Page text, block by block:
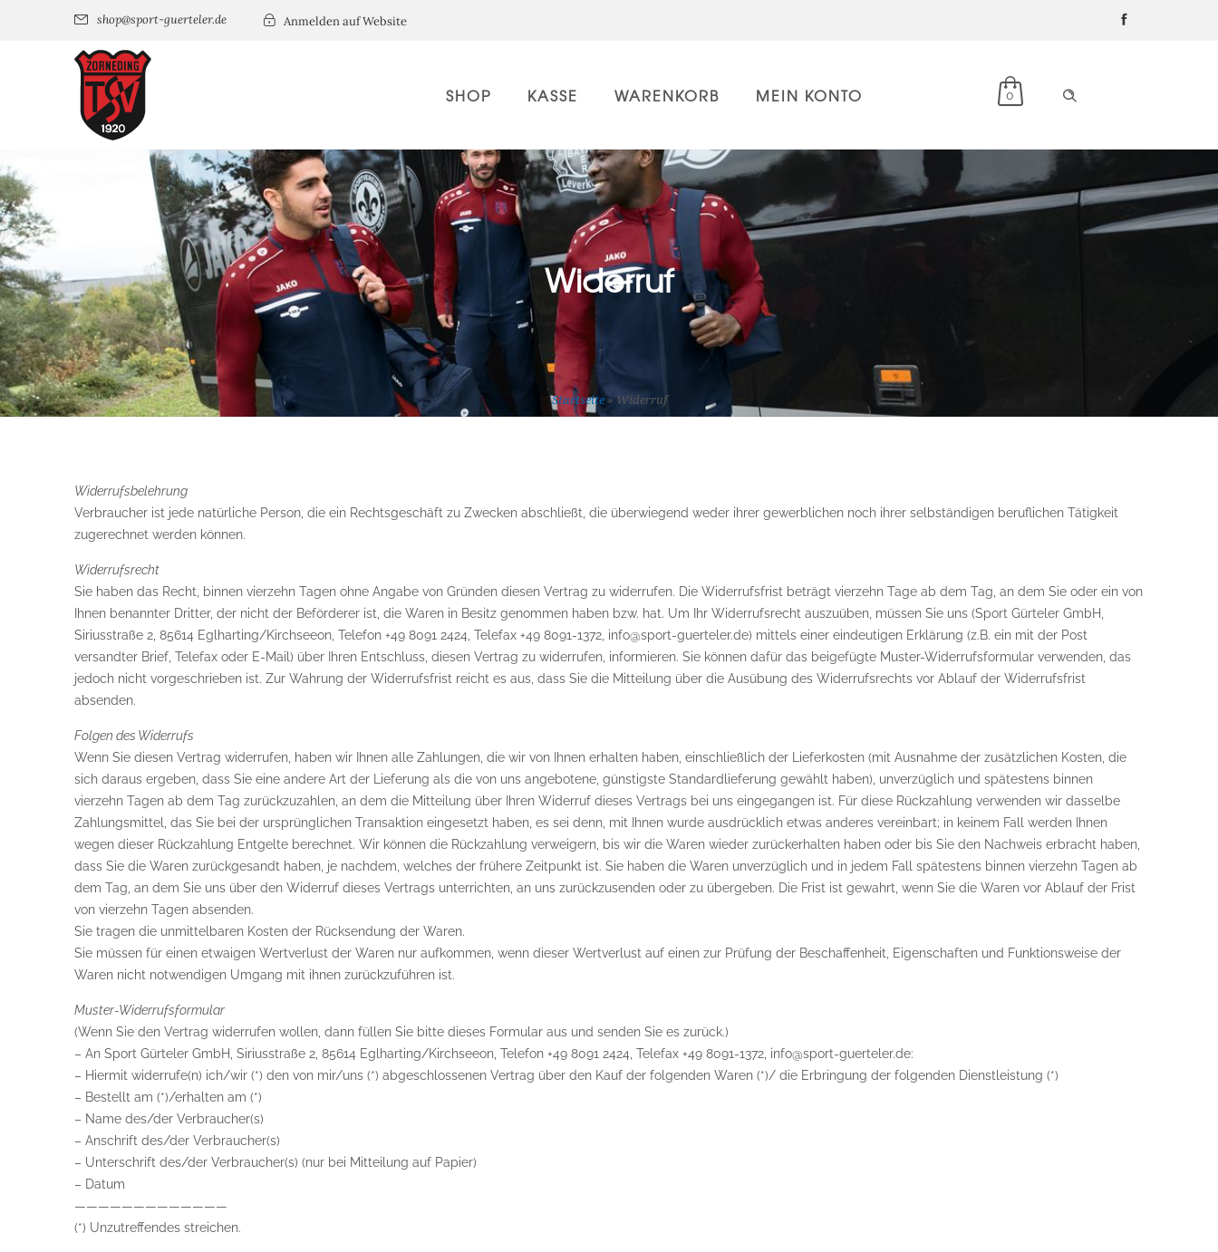
shop@sport-guerteler.de Anmelden auf Website
0
SHOP KASSE WARENKORB MEIN KONTO
Widerruf
Startseite»Widerruf
Widerrufsbelehrung
Verbraucher ist jede natürliche Person, die ein Rechtsgeschäft zu Zwecken abschließt, die überwiegend weder ihrer gewerblichen noch ihrer selbständigen beruflichen Tätigkeit
zugerechnet werden können.
Widerrufsrecht
Sie haben das Recht, binnen vierzehn Tagen ohne Angabe von Gründen diesen Vertrag zu widerrufen. Die Widerrufsfrist beträgt vierzehn Tage ab dem Tag, an dem Sie oder ein von
Ihnen benannter Dritter, der nicht der Beförderer ist, die Waren in Besitz genommen haben bzw. hat. Um Ihr Widerrufsrecht auszuüben, müssen Sie uns (Sport Gürteler GmbH,
Siriusstraße 2, 85614 Eglharting/Kirchseeon, Telefon +49 8091 2424, Telefax +49 8091-1372, info@sport-guerteler.de) mittels einer eindeutigen Erklärung (z.B. ein mit der Post
versandter Brief, Telefax oder E-Mail) über Ihren Entschluss, diesen Vertrag zu widerrufen, informieren. Sie können dafür das beigefügte Muster-Widerrufsformular verwenden, das
jedoch nicht vorgeschrieben ist. Zur Wahrung der Widerrufsfrist reicht es aus, dass Sie die Mitteilung über die Ausübung des Widerrufsrechts vor Ablauf der Widerrufsfrist
absenden.
Folgen des Widerrufs
Wenn Sie diesen Vertrag widerrufen, haben wir Ihnen alle Zahlungen, die wir von Ihnen erhalten haben, einschließlich der Lieferkosten (mit Ausnahme der zusätzlichen Kosten, die
sich daraus ergeben, dass Sie eine andere Art der Lieferung als die von uns angebotene, günstigste Standardlieferung gewählt haben), unverzüglich und spätestens binnen
vierzehn Tagen ab dem Tag zurückzuzahlen, an dem die Mitteilung über Ihren Widerruf dieses Vertrags bei uns eingegangen ist. Für diese Rückzahlung verwenden wir dasselbe
Zahlungsmittel, das Sie bei der ursprünglichen Transaktion eingesetzt haben, es sei denn, mit Ihnen wurde ausdrücklich etwas anderes vereinbart; in keinem Fall werden Ihnen
wegen dieser Rückzahlung Entgelte berechnet. Wir können die Rückzahlung verweigern, bis wir die Waren wieder zurückerhalten haben oder bis Sie den Nachweis erbracht haben,
dass Sie die Waren zurückgesandt haben, je nachdem, welches der frühere Zeitpunkt ist. Sie haben die Waren unverzüglich und in jedem Fall spätestens binnen vierzehn Tagen ab
dem Tag, an dem Sie uns über den Widerruf dieses Vertrags unterrichten, an uns zurückzusenden oder zu übergeben. Die Frist ist gewahrt, wenn Sie die Waren vor Ablauf der Frist
von vierzehn Tagen absenden.
Sie tragen die unmittelbaren Kosten der Rücksendung der Waren.
Sie müssen für einen etwaigen Wertverlust der Waren nur aufkommen, wenn dieser Wertverlust auf einen zur Prüfung der Beschaffenheit, Eigenschaften und Funktionsweise der
Waren nicht notwendigen Umgang mit ihnen zurückzuführen ist.
Muster-Widerrufsformular
(Wenn Sie den Vertrag widerrufen wollen, dann füllen Sie bitte dieses Formular aus und senden Sie es zurück.)
– An Sport Gürteler GmbH, Siriusstraße 2, 85614 Eglharting/Kirchseeon, Telefon +49 8091 2424, Telefax +49 8091-1372, info@sport-guerteler.de:
– Hiermit widerrufe(n) ich/wir (*) den von mir/uns (*) abgeschlossenen Vertrag über den Kauf der folgenden Waren (*)/ die Erbringung der folgenden Dienstleistung (*)
– Bestellt am (*)/erhalten am (*)
– Name des/der Verbraucher(s)
– Anschrift des/der Verbraucher(s)
– Unterschrift des/der Verbraucher(s) (nur bei Mitteilung auf Papier)
– Datum
—————————————
(*) Unzutreffendes streichen.